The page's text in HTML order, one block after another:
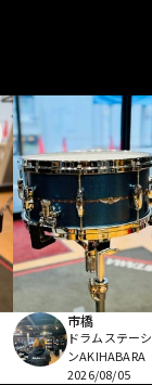
市橋
ドラムステー
ンAKIHABARA
2026/08/05